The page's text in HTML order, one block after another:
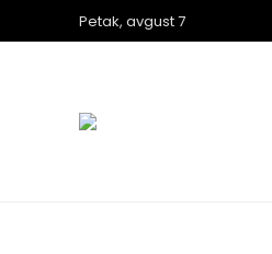
Petak, avgust 7